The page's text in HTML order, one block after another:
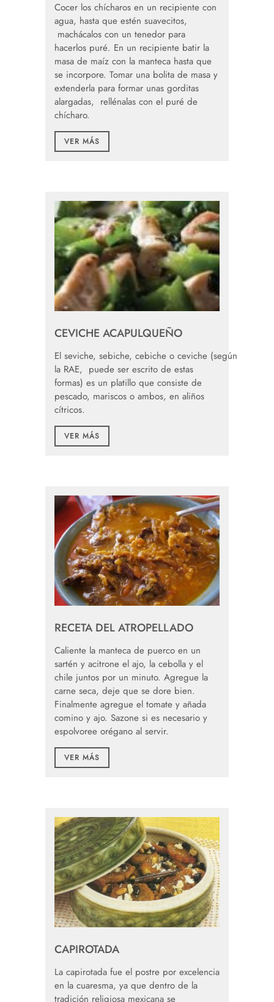
Cocer los chícharos en un recipiente con
agua, hasta que estén suavecitos,
machácalos con un tenedor para
hacerlos puré. En un recipiente batir la
masa de maíz con la manteca hasta que
se incorpore. Tomar una bolita de masa y
extenderla para formar unas gorditas
alargadas, rellénalas con el puré de
chícharo.
VER MÁS
CEVICHE ACAPULQUEÑO
El seviche, sebiche, cebiche o ceviche (según
la RAE, puede ser escrito de estas
formas) es un platillo que consiste de
pescado, mariscos o ambos, en aliños
cítricos.
VER MÁS
RECETA DEL ATROPELLADO
Caliente la manteca de puerco en un
sartén y acitrone el ajo, la cebolla y el
chile juntos por un minuto. Agregue la
carne seca, deje que se dore bien.
Finalmente agregue el tomate y añada
comino y ajo. Sazone si es necesario y
espolvoree orégano al servir.
VER MÁS
CAPIROTADA
La capirotada fue el postre por excelencia
en la cuaresma, ya que dentro de la
tradición religiosa mexicana se